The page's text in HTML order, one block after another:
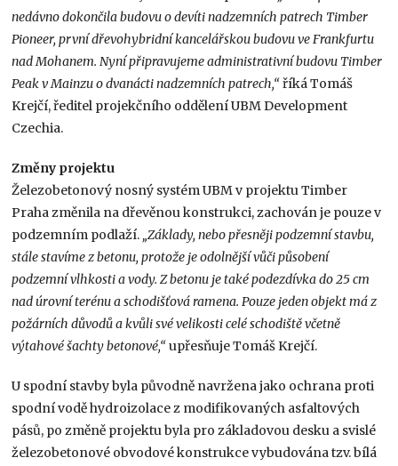
nedávno dokončila budovu o devíti nadzemních patrech Timber
Pioneer, první dřevohybridní kancelářskou budovu ve Frankfurtu
nad Mohanem. Nyní připravujeme administrativní budovu Timber
Peak v Mainzu o dvanácti nadzemních patrech,“říká Tomáš
Krejčí, ředitel projekčního oddělení UBM Development
Czechia.
Změny projektu
Železobetonový nosný systém UBM v projektu Timber
Praha změnila na dřevěnou konstrukci, zachován je pouze v
podzemním podlaží. „Základy, nebo přesněji podzemní stavbu,
stále stavíme z betonu, protože je odolnější vůči působení
podzemní vlhkosti a vody. Z betonu je také podezdívka do 25 cm
nad úrovní terénu a schodišťová ramena. Pouze jeden objekt má z
požárních důvodů a kvůli své velikosti celé schodiště včetně
výtahové šachty betonové,“upřesňuje Tomáš Krejčí.
U spodní stavby byla původně navržena jako ochrana proti
spodní vodě hydroizolace z modifikovaných asfaltových
pásů, po změně projektu byla pro základovou desku a svislé
železobetonové obvodové konstrukce vybudována tzv. bílá